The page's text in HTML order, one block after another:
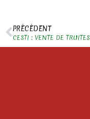
PRÉCÉDENT
CESTI : VENTE DE TRUITES